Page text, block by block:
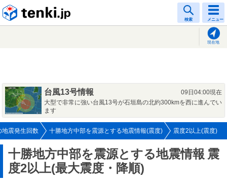
検索 メニュー
現在地
台風13号情報
09日04:00現在
大型で非常に強い台風13号が石垣島の北約300kmを西に進んでい
ます
地震発生回数 十勝地方中部を震源とする地震情報(震度) 震度2以上(震度)
十勝地方中部を震源とする地震情報 震
度2以上(最大震度・降順)